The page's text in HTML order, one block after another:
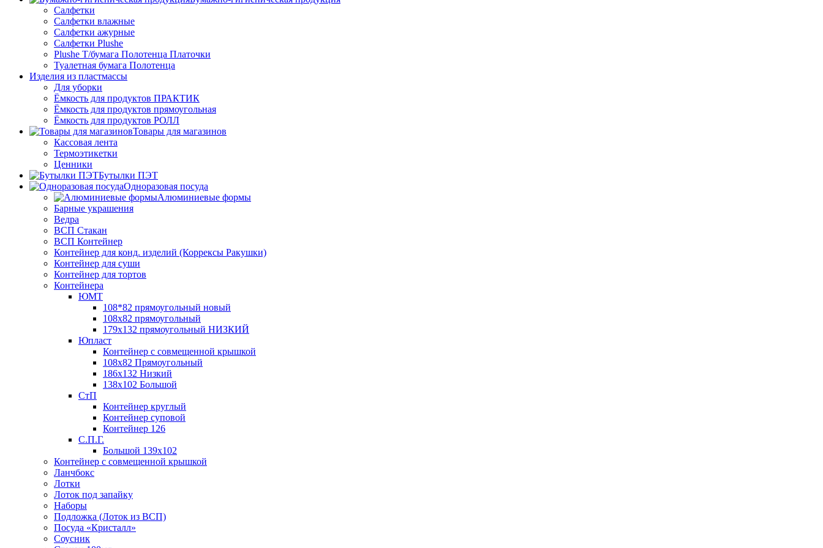
Салфетки
Салфетки влажные
Салфетки ажурные
Салфетки Plushe
Plushe Т/бумага Полотенца Платочки
Туалетная бумага Полотенца
Изделия из пластмассы
Для уборки
Ёмкость для продуктов ПРАКТИК
Ёмкость для продуктов прямоугольная
Ёмкость для продуктов РОЛЛ
Товары для магазинов
Кассовая лента
Термоэтикетки
Ценники
Бутылки ПЭТ
Одноразовая посуда
Алюминиевые формы
Барные украшения
Ведра
ВСП Стакан
ВСП Контейнер
Контейнер для конд. изделий (Коррексы Ракушки)
Контейнер для суши
Контейнер для тортов
Контейнера
ЮМТ
108*82 прямоугольный новый
108х82 прямоугольный
179х132 прямоугольный НИЗКИЙ
Юпласт
Контейнер с совмещенной крышкой
108х82 Прямоугольный
186х132 Низкий
138х102 Большой
СтП
Контейнер круглый
Контейнер суповой
Контейнер 126
С.П.Г.
Большой 139х102
Контейнер с совмещенной крышкой
Ланчбокс
Лотки
Лоток под запайку
Наборы
Подложка (Лоток из ВСП)
Посуда «Кристалл»
Соусник